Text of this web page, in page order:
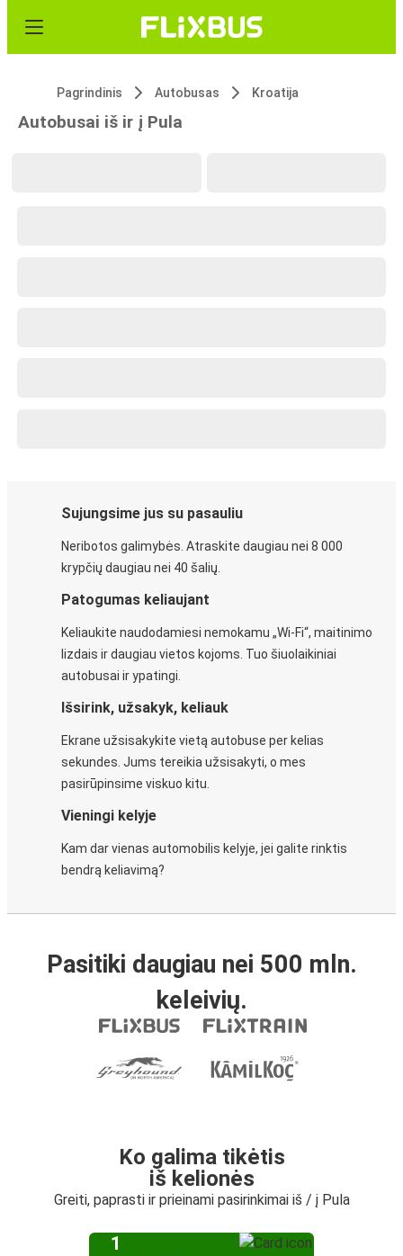
Pagrindinis Autobusas Kroatija
Autobusai iš ir į Pula
Sujungsime jus su pasauliu
Neribotos galimybės. Atraskite daugiau nei 8 000
krypčių daugiau nei 40 šalių.
Patogumas keliaujant
Keliaukite naudodamiesi nemokamu „Wi-Fi“, maitinimo
lizdais ir daugiau vietos kojoms. Tuo šiuolaikiniai
autobusai ir ypatingi.
Išsirink, užsakyk, keliauk
Ekrane užsisakykite vietą autobuse per kelias
sekundes. Jums tereikia užsisakyti, o mes
pasirūpinsime viskuo kitu.
Vieningi kelyje
Kam dar vienas automobilis kelyje, jei galite rinktis
bendrą keliavimą?
Pasitiki daugiau nei 500 mln.
keleivių.
Ko galima tikėtis
iš kelionės
Greiti, paprasti ir prieinami pasirinkimai iš / į Pula
1